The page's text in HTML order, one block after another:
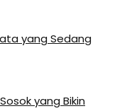
yang Sedang
yang Bikin